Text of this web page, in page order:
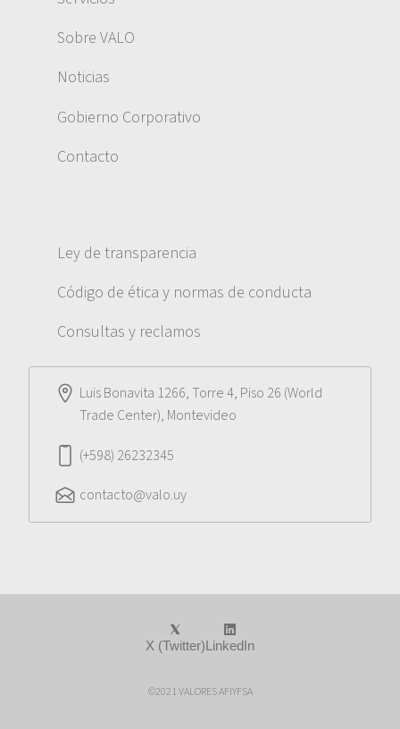
Sobre VALO
Noticias
Gobierno Corporativo
Contacto
Ley de transparencia
Código de ética y normas de conducta
Consultas y reclamos
Luis Bonavita 1266, Torre 4, Piso 26 (World
Trade Center), Montevideo
(+598) 26232345
contacto@valo.uy
©2021 VALORES AFIYFSA
X (Twitter)LinkedIn